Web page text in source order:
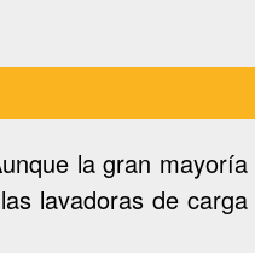
la gran mayoría
lavadoras de carga